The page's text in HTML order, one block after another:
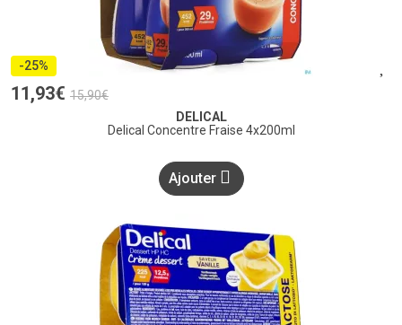
-25%
11 ,93€ 15,90€
DELICAL
Delical Concentre Fraise 4x200ml
Ajouter